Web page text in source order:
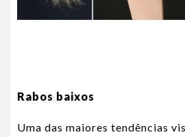
Rabos baixos
Uma das maiores tendências